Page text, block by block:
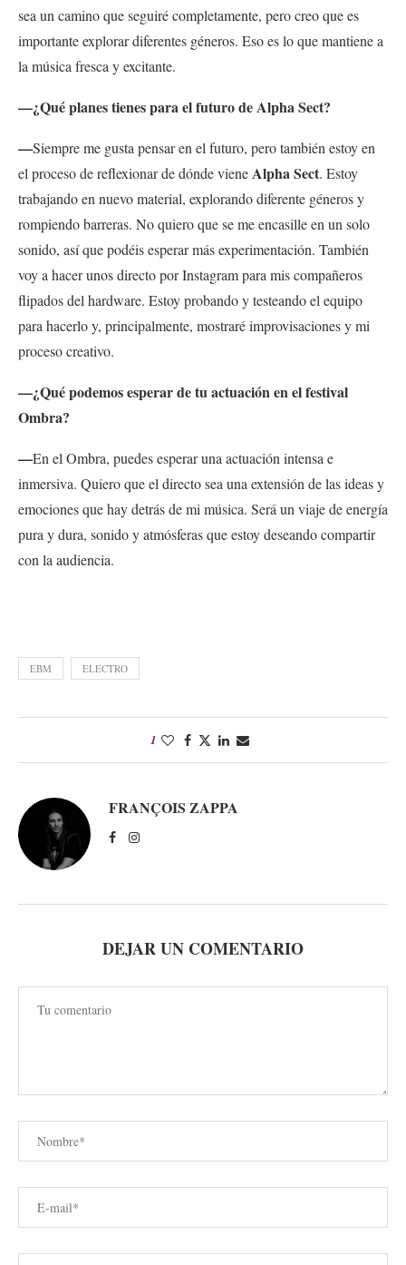
sea un camino que seguiré completamente, pero creo que es
importante explorar diferentes géneros. Eso es lo que mantiene a
la música fresca y excitante.
—¿Qué planes tienes para el futuro de Alpha Sect?
—Siempre me gusta pensar en el futuro, pero también estoy en
el proceso de reflexionar de dónde vieneAlpha Sect. Estoy
trabajando en nuevo material, explorando diferente géneros y
rompiendo barreras. No quiero que se me encasille en un solo
sonido, así que podéis esperar más experimentación. También
voy a hacer unos directo por Instagram para mis compañeros
flipados del hardware. Estoy probando y testeando el equipo
para hacerlo y, principalmente, mostraré improvisaciones y mi
proceso creativo.
—¿Qué podemos esperar de tu actuación en el festival
Ombra?
—En el Ombra, puedes esperar una actuación intensa e
inmersiva. Quiero que el directo sea una extensión de las ideas y
emociones que hay detrás de mi música. Será un viaje de energía
pura y dura, sonido y atmósferas que estoy deseando compartir
con la audiencia.
EBM ELECTRO
1
FRANÇOIS ZAPPA
DEJAR UN COMENTARIO